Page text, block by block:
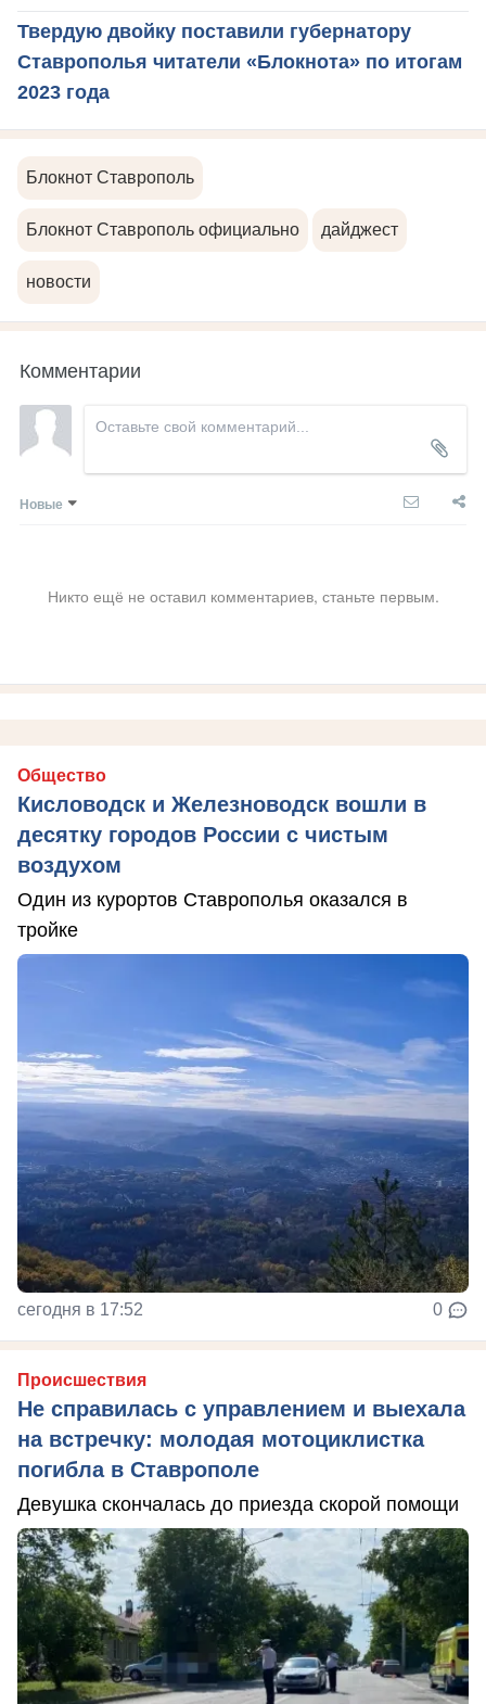
Твердую двойку поставили губернатору
Ставрополья читатели «Блокнота» по итогам
2023 года
Блокнот Ставрополь
Блокнот Ставрополь официально дайджест
новости
Комментарии
Новые
Никто ещё не оставил комментариев, станьте первым.
Общество
Кисловодск и Железноводск вошли в
десятку городов России с чистым
воздухом
Один из курортов Ставрополья оказался в
тройке
сегодня в 17:52 0
Происшествия
Не справилась с управлением и выехала
на встречку: молодая мотоциклистка
погибла в Ставрополе
Девушка скончалась до приезда скорой помощи